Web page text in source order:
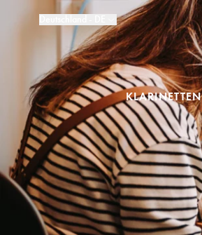
KLARINETTEN